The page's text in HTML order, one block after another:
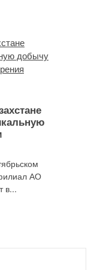
АО
в...